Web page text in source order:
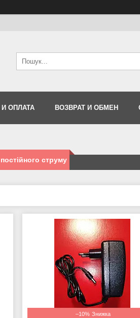
ОПЛАТА ВОЗВРАТ И ОБМЕН
струму
–10%